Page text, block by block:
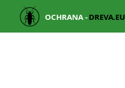
OCHRANA -DREVA.EU